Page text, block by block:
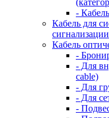
-
Кабель для
сигнализации
Кабель
-
- Для
cable)
- Для
- Для
-